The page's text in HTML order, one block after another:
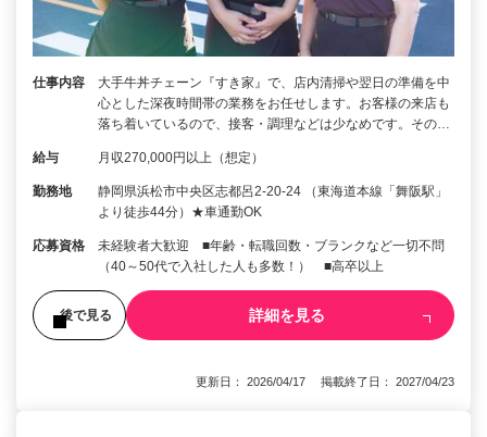
仕事内容
大手牛丼チェーン『すき家』で、店内清掃や翌日の準備を中
心とした深夜時間帯の業務をお任せします。お客様の来店も
落ち着いているので、接客・調理などは少なめです。その…
給与 月収270,000円以上（想定）
勤務地
静岡県浜松市中央区志都呂2-20-24 （東海道本線「舞阪駅」
より徒歩44分）★車通勤OK
応募資格
未経験者大歓迎 ■年齢・転職回数・ブランクなど一切不問
（40～50代で入社した人も多数！） ■高卒以上
後で見る 詳細を見る
更新日： 2026/04/17 掲載終了日： 2027/04/23